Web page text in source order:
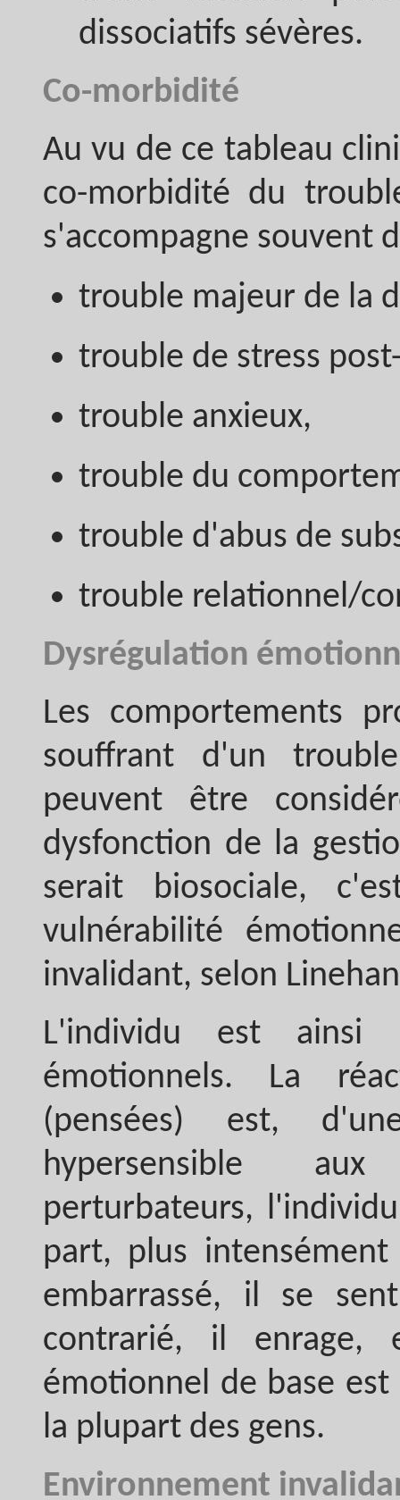
dissociatifs sévères.
Co-morbidité
Au vu de ce tableau
co-morbidité du
s'accompagne souvent
trouble majeur de la
trouble de stress
trouble anxieux,
trouble du
trouble d'abus de
trouble relationnel/
Dysrégulation
Les comportements
souffrant d'un
peuvent être
dysfonction de la
serait biosociale,
vulnérabilité
invalidant, selon
L'individu est ainsi
émotionnels. La
(pensées) est,
hypersensible
perturbateurs,
part, plus
embarrassé, il se
contrarié, il enrage,
émotionnel de base
la plupart des gens.
Environnement